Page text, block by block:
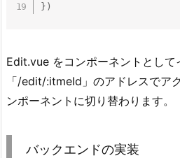
} )
Edit.vue をコンポーネントとして
「/edit/:itmeId」のアドレスでア
ンポーネントに切り替わります。
バックエンドの実装